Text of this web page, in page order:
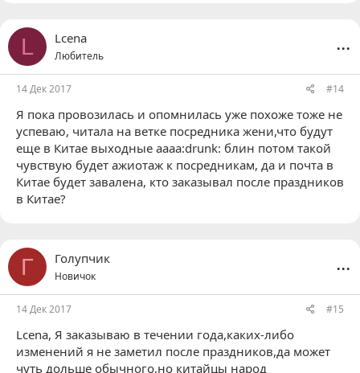
L Lcena
Любитель
...
14 Дек 2017 #14
Я пока провозилась и опомнилась уже похоже тоже не
успеваю, читала на ветке посредника жени,что будут
еще в Китае выходные аааа:drunk: блин потом такой
чувствую будет ажиотаж к посредникам, да и почта в
Китае будет завалена, кто заказывал после праздников
в Китае?
Г Голупчик
Новичок
...
14 Дек 2017 #15
Lcena, Я заказываю в течении года,каких-либо
изменений я не заметил после праздников,да может
чуть дольше обычного,но китайцы народ